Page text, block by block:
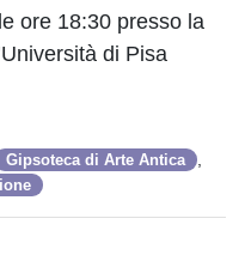
ore 18:30 presso la
di Pisa
Gipsoteca di Arte Antica